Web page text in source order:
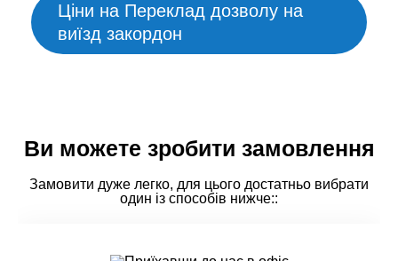
Ціни на Переклад дозволу на
виїзд закордон
Ви можете зробити замовлення
Замовити дуже легко, для цього достатньо вибрати
один із способів нижче::